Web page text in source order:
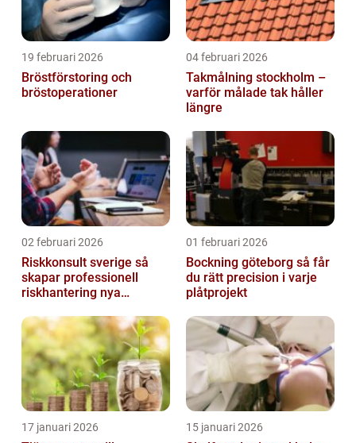
19 februari 2026
Bröstförstoring och
bröstoperationer
04 februari 2026
Takmålning stockholm –
varför målade tak håller
längre
02 februari 2026
Riskkonsult sverige så
skapar professionell
riskhantering nya
01 februari 2026
Bockning göteborg så får
du rätt precision i varje
plåtprojekt
17 januari 2026 15 januari 2026